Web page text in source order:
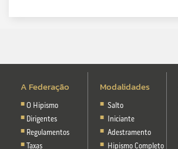
A Federação
O Hipismo
Dirigentes
Regulamentos
Taxas
Modalidades
Salto
Iniciante
Adestramento
Hipismo Completo